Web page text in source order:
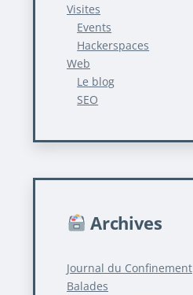
Visites
Events
Hackerspaces
Web
Le blog
SEO
Archives
Journal du Confinement
Balades